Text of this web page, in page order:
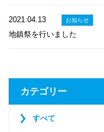
2021.04.13 お知らせ
地鎮祭を行いました
カテゴリー
すべて